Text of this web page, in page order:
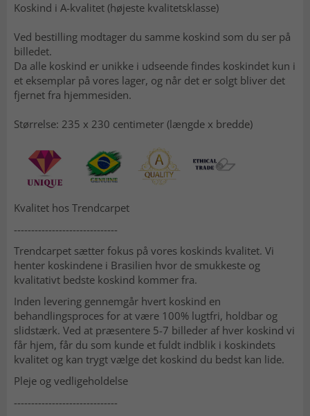
Koskind i A-kvalitet (højeste kvalitetsklasse)
Ved bestilling modtager du samme koskind som du ser på
billedet.
Da alle koskind er unikke i udseende findes koskindet kun i
et eksemplar på vores lager, og når det er solgt bliver det
fjernet fra hjemmesiden.
Størrelse: 235 x 230 centimeter (længde x bredde)
Kvalitet hos Trendcarpet
------------------------------
Trendcarpet sætter fokus på vores koskinds kvalitet. Vi
henter koskindene i Brasilien hvor de smukkeste og
kvalitativt bedste koskind kommer fra.
Inden levering gennemgår hvert koskind en
behandlingsproces for at være 100% lugtfri, holdbar og
slidstærk. Ved at præsentere 5-7 billeder af hver koskind vi
får hjem, får du som kunde et fuldt indblik i koskindets
kvalitet og kan trygt vælge det koskind du bedst kan lide.
Pleje og vedligeholdelse
------------------------------